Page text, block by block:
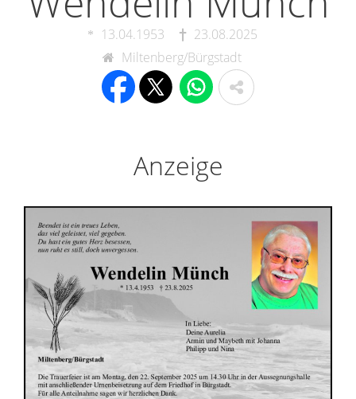
13.04.1953
23.08.2025
Miltenberg/Bürgstadt
Anzeige